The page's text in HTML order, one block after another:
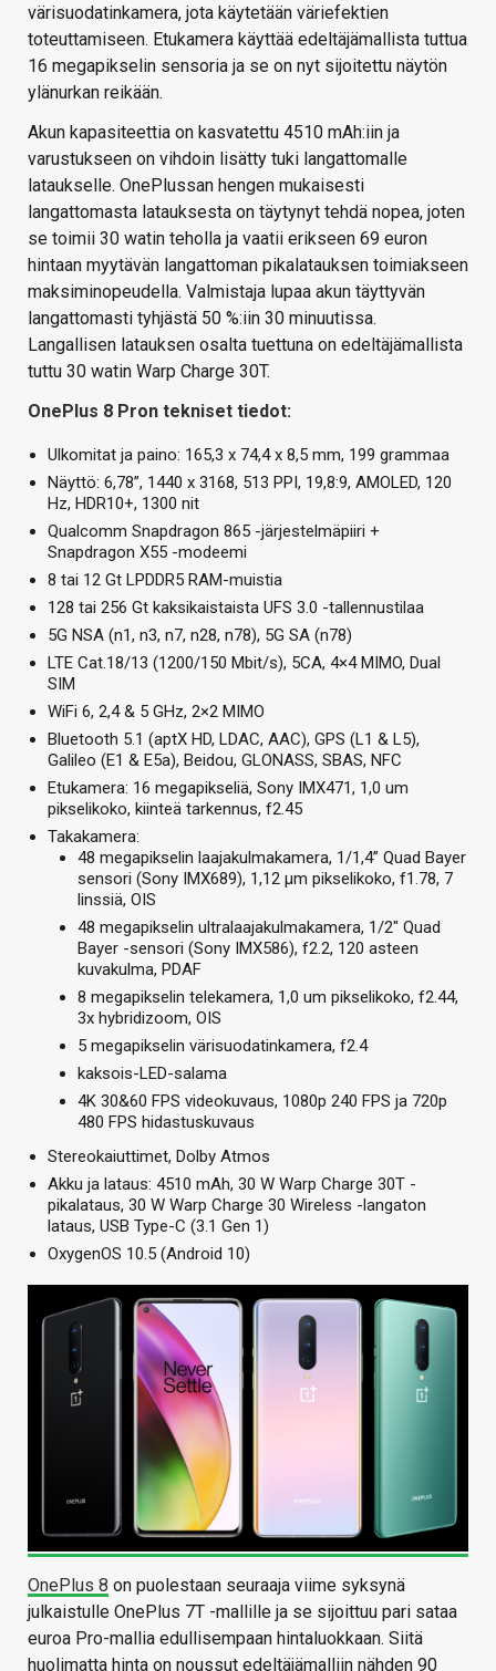
värisuodatinkamera, jota käytetään väriefektien
toteuttamiseen. Etukamera käyttää edeltäjämallista tuttua
16 megapikselin sensoria ja se on nyt sijoitettu näytön
ylänurkan reikään.
Akun kapasiteettia on kasvatettu 4510 mAh:iin ja
varustukseen on vihdoin lisätty tuki langattomalle
lataukselle. OnePlussan hengen mukaisesti
langattomasta latauksesta on täytynyt tehdä nopea, joten
se toimii 30 watin teholla ja vaatii erikseen 69 euron
hintaan myytävän langattoman pikalatauksen toimiakseen
maksiminopeudella. Valmistaja lupaa akun täyttyvän
langattomasti tyhjästä 50 %:iin 30 minuutissa.
Langallisen latauksen osalta tuettuna on edeltäjämallista
tuttu 30 watin Warp Charge 30T.
OnePlus 8 Pron tekniset tiedot:
Ulkomitat ja paino: 165,3 x 74,4 x 8,5 mm, 199 grammaa
Näyttö: 6,78”, 1440 x 3168, 513 PPI, 19,8:9, AMOLED, 120
Hz, HDR10+, 1300 nit
Qualcomm Snapdragon 865 -järjestelmäpiiri +
Snapdragon X55 -modeemi
8 tai 12 Gt LPDDR5 RAM-muistia
128 tai 256 Gt kaksikaistaista UFS 3.0 -tallennustilaa
5G NSA (n1, n3, n7, n28, n78), 5G SA (n78)
LTE Cat.18/13 (1200/150 Mbit/s), 5CA, 4×4 MIMO, Dual
SIM
WiFi 6, 2,4 & 5 GHz, 2×2 MIMO
Bluetooth 5.1 (aptX HD, LDAC, AAC), GPS (L1 & L5),
Galileo (E1 & E5a), Beidou, GLONASS, SBAS, NFC
Etukamera: 16 megapikseliä, Sony IMX471, 1,0 um
pikselikoko, kiinteä tarkennus, f2.45
Takakamera:
48 megapikselin laajakulmakamera, 1/1,4” Quad Bayer
sensori (Sony IMX689), 1,12 µm pikselikoko, f1.78, 7
linssiä, OIS
48 megapikselin ultralaajakulmakamera, 1/2″ Quad
Bayer -sensori (Sony IMX586), f2.2, 120 asteen
kuvakulma, PDAF
8 megapikselin telekamera, 1,0 um pikselikoko, f2.44,
3x hybridizoom, OIS
5 megapikselin värisuodatinkamera, f2.4
kaksois-LED-salama
4K 30&60 FPS videokuvaus, 1080p 240 FPS ja 720p
480 FPS hidastuskuvaus
Stereokaiuttimet, Dolby Atmos
Akku ja lataus: 4510 mAh, 30 W Warp Charge 30T -
pikalataus, 30 W Warp Charge 30 Wireless -langaton
lataus, USB Type-C (3.1 Gen 1)
OxygenOS 10.5 (Android 10)
OnePlus 8 on puolestaan seuraaja viime syksynä
julkaistulle OnePlus 7T -mallille ja se sijoittuu pari sataa
euroa Pro-mallia edullisempaan hintaluokkaan. Siitä
huolimatta hinta on noussut edeltäjämalliin nähden 90